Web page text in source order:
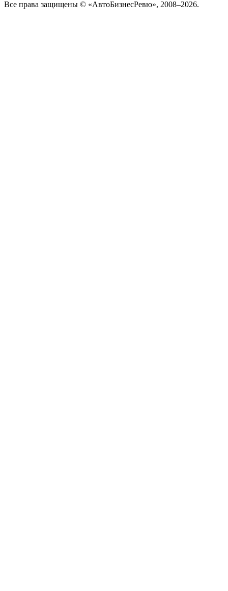
Все права защищены © «АвтоБизнесРевю», 2008–2026.